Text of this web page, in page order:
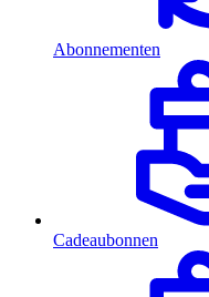
Abonnementen
Cadeaubonnen